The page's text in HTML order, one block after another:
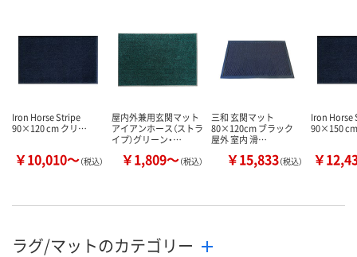
カゴへ カゴへ
Iron Horse Stripe
90×120 cm クリ…
￥10,010～（税込）
屋内外兼用玄関マット
アイアンホース（ストラ
イプ）グリーン・…
￥1,809～（税込）
三和 玄関マット
80×120cm ブラック
屋外 室内 滑…
￥15,833（税込）
Iron Horse
90×150
￥
ラグ/マットのカテゴリー